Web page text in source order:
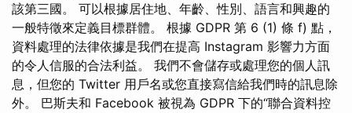
該第三國。 可以根據居住地、年齡、性別、語言和興趣的
一般特徵來定義目標群體。 根據 GDPR 第 6 (1) 條 f) 點，
資料處理的法律依據是我們在提高 Instagram 影響力方面
的令人信服的合法利益。 我們不會儲存或處理您的個人訊
息，但您的 Twitter 用戶名或您直接寫信給我們時的訊息除
外。 巴斯夫和 Facebook 被視為 GDPR 下的“聯合資料控